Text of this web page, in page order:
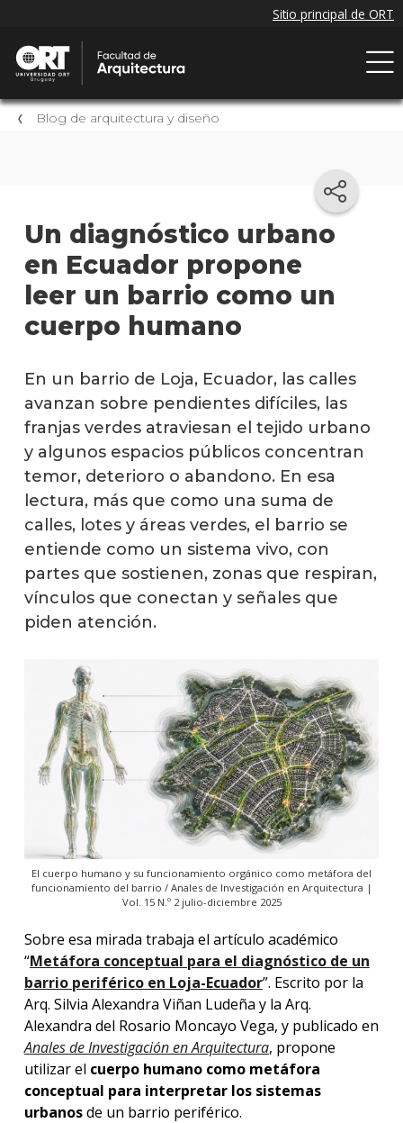
Blog de arquitectura y diseño
Un diagnóstico urbano
en Ecuador propone
leer un barrio como un
cuerpo humano
En un barrio de Loja, Ecuador, las calles
avanzan sobre pendientes difíciles, las
franjas verdes atraviesan el tejido urbano
y algunos espacios públicos concentran
temor, deterioro o abandono. En esa
lectura, más que como una suma de
calles, lotes y áreas verdes, el barrio se
entiende como un sistema vivo, con
partes que sostienen, zonas que respiran,
vínculos que conectan y señales que
piden atención.
El cuerpo humano y su funcionamiento orgánico como metáfora del
funcionamiento del barrio / Anales de Investigación en Arquitectura |
Vol. 15 N.º 2 julio-diciembre 2025
Sobre esa mirada trabaja el artículo académico
“Metáfora conceptual para el diagnóstico de un
barrio periférico en Loja-Ecuador”. Escrito por la
Arq. Silvia Alexandra Viñan Ludeña y la Arq.
Alexandra del Rosario Moncayo Vega, y publicado en
Anales de Investigación en Arquitectura, propone
utilizar el cuerpo humano como metáfora
conceptual para interpretar los sistemas
urbanosde un barrio periférico.